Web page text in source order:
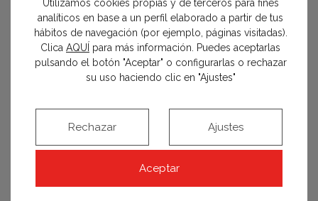
Utilizamos cookies propias y de terceros para fines
analíticos en base a un perfil elaborado a partir de tus
hábitos de navegación (por ejemplo, páginas visitadas).
Clica AQUÍ para más información. Puedes aceptarlas
pulsando el botón "Aceptar" o configurarlas o rechazar
su uso haciendo clic en "Ajustes"
Aceptar
Rechazar Ajustes